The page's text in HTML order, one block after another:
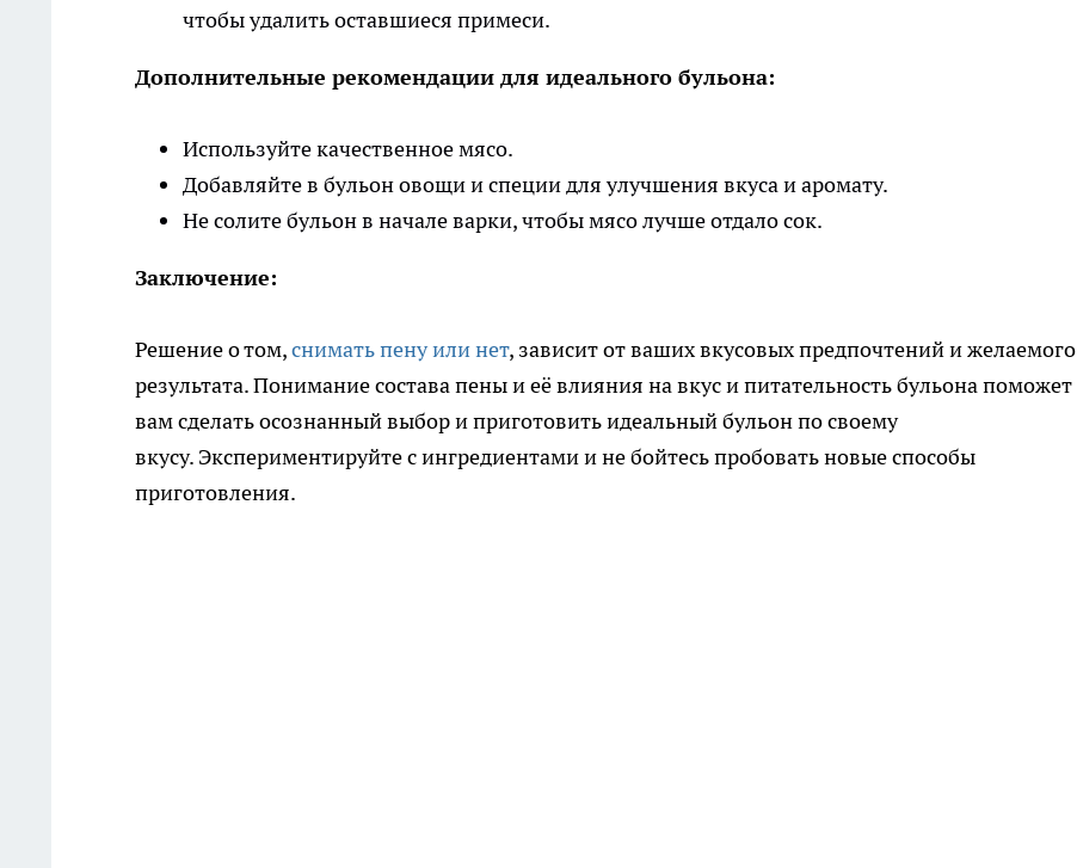
чтобы удалить оставшиеся примеси.
Дополнительные рекомендации для идеального бульона:
Используйте качественное мясо.
Добавляйте в бульон овощи и специи для улучшения вкуса и аромату.
Не солите бульон в начале варки, чтобы мясо лучше отдало сок.
Заключение:
Решение о том,снимать пену или нет, зависит от ваших вкусовых предпочтений и желаемого
результата. Понимание состава пены и её влияния на вкус и питательность бульона поможет
вам сделать осознанный выбор и приготовить идеальный бульон по своему
вкусу. Экспериментируйте с ингредиентами и не бойтесь пробовать новые способы
приготовления.